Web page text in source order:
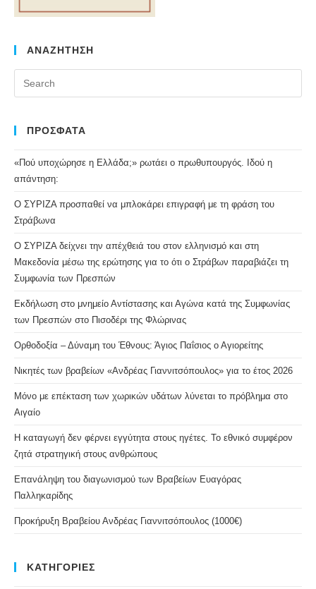
ΑΝΑΖΗΤΗΣΗ
ΠΡΟΣΦΑΤΑ
«Πού υποχώρησε η Ελλάδα;» ρωτάει ο πρωθυπουργός. Ιδού η
απάντηση:
Ο ΣΥΡΙΖΑ προσπαθεί να μπλοκάρει επιγραφή με τη φράση του
Στράβωνα
Ο ΣΥΡΙΖΑ δείχνει την απέχθειά του στον ελληνισμό και στη
Μακεδονία μέσω της ερώτησης για το ότι ο Στράβων παραβιάζει τη
Συμφωνία των Πρεσπών
Εκδήλωση στο μνημείο Αντίστασης και Αγώνα κατά της Συμφωνίας
των Πρεσπών στο Πισοδέρι της Φλώρινας
Ορθοδοξία – Δύναμη του Έθνους: Άγιος Παΐσιος ο Αγιορείτης
Νικητές των βραβείων «Ανδρέας Γιαννιτσόπουλος» για το έτος 2026
Μόνο με επέκταση των χωρικών υδάτων λύνεται το πρόβλημα στο
Αιγαίο
Η καταγωγή δεν φέρνει εγγύτητα στους ηγέτες. Το εθνικό συμφέρον
ζητά στρατηγική στους ανθρώπους
Επανάληψη του διαγωνισμού των Βραβείων Ευαγόρας
Παλληκαρίδης
Προκήρυξη Βραβείου Ανδρέας Γιαννιτσόπουλος (1000€)
ΚΑΤΗΓΟΡΙΕΣ